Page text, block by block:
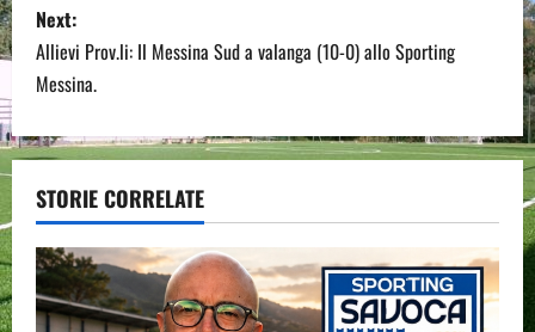
t
n
a
v
i
g
Next:
Allievi Prov.li: Il Messina Sud a valanga (10-0) allo Sporting
Messina.
STORIE CORRELATE